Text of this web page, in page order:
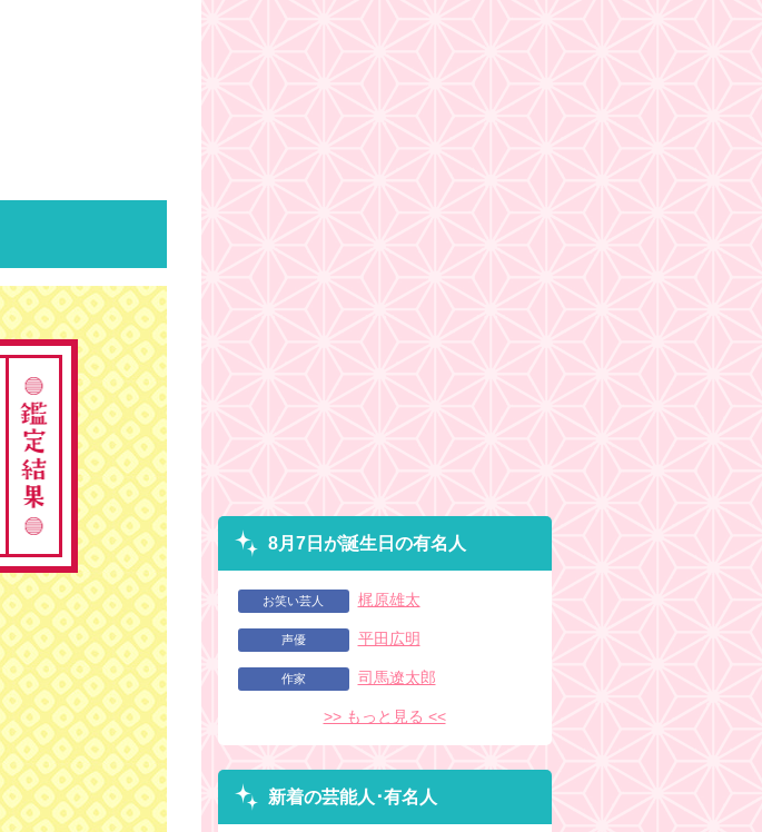
8月7日が誕生日の有名人
お笑い芸人 梶原雄太
声優 平田広明
作家 司馬遼太郎
>> もっと見る <<
新着の芸能人･有名人